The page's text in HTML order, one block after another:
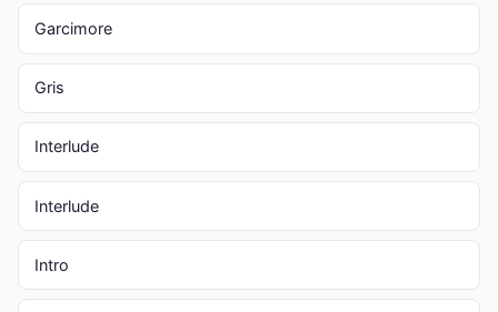
Garcimore
Gris
Interlude
Interlude
Intro